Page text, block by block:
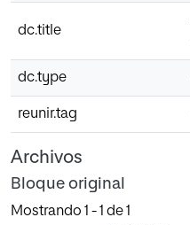
dc.title
dc.type
reunir.tag
Archivos
Bloque original
Mostrando 1 - 1 de 1